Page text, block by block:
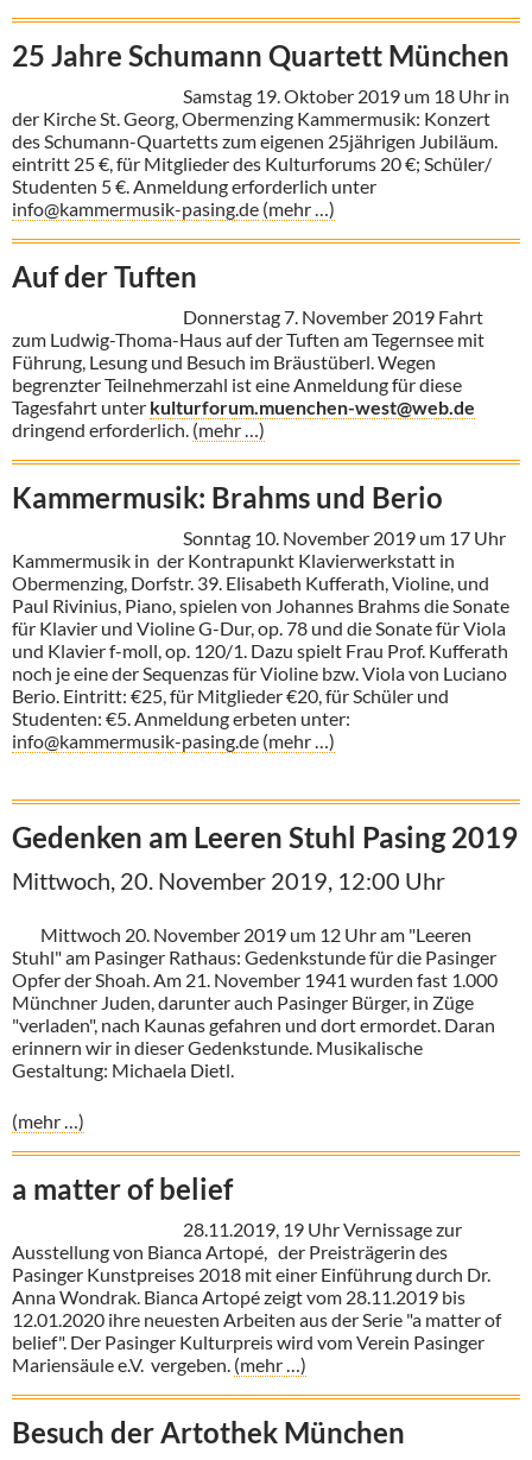
25 Jahre Schumann Quartett München
Samstag 19. Oktober 2019 um 18 Uhr in
der Kirche St. Georg, Obermenzing Kammermusik: Konzert
des Schumann-Quartetts zum eigenen 25jährigen Jubiläum.
eintritt 25 €,für Mitglieder des Kulturforums 20 €; Schüler/
Studenten 5 €. Anmeldung erforderlich unter
info@kammermusik-pasing.de (mehr …)
Auf der Tuften
Donnerstag 7. November 2019 Fahrt
zum Ludwig-Thoma-Haus auf der Tuften am Tegernsee mit
Führung, Lesung und Besuch im Bräustüberl. Wegen
begrenzter Teilnehmerzahl ist eine Anmeldung für diese
Tagesfahrt unter kulturforum.muenchen-west@web.de
dringend erforderlich. (mehr …)
Kammermusik: Brahms und Berio
Sonntag 10. November 2019 um 17 Uhr
Kammermusik in der Kontrapunkt Klavierwerkstatt in
Obermenzing, Dorfstr. 39. Elisabeth Kufferath, Violine, und
Paul Rivinius, Piano, spielen von Johannes Brahms die Sonate
für Klavier und Violine G-Dur, op. 78 und die Sonate für Viola
und Klavier f-moll, op. 120/1. Dazu spielt Frau Prof. Kufferath
noch je eine der Sequenzas für Violine bzw. Viola von Luciano
Berio. Eintritt: €25, für Mitglieder €20, für Schüler und
Studenten: €5. Anmeldung erbeten unter:
info@kammermusik-pasing.de (mehr …)
Gedenken am Leeren Stuhl Pasing 2019
Mittwoch, 20. November 2019, 12:00 Uhr
Mittwoch 20. November 2019 um 12 Uhr am "Leeren
Stuhl" am Pasinger Rathaus: Gedenkstunde für die Pasinger
Opfer der Shoah. Am 21. November 1941 wurden fast 1.000
Münchner Juden, darunter auch Pasinger Bürger, in Züge
"verladen", nach Kaunas gefahren und dort ermordet. Daran
erinnern wir in dieser Gedenkstunde. Musikalische
Gestaltung: Michaela Dietl.
(mehr …)
a matter of belief
28.11.2019, 19 Uhr Vernissage zur
Ausstellung von Bianca Artopé, der Preisträgerin des
Pasinger Kunstpreises 2018 mit einer Einführung durch Dr.
Anna Wondrak. Bianca Artopé zeigt vom 28.11.2019 bis
12.01.2020 ihre neuesten Arbeiten aus der Serie "a matter of
belief". Der Pasinger Kulturpreis wird vom Verein Pasinger
Mariensäule e.V. vergeben. (mehr …)
Besuch der Artothek München